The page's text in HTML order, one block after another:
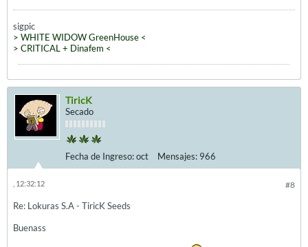
sigpic
> WHITE WIDOW GreenHouse <
> CRITICAL + Dinafem <
TiricK
Secado
Fecha de Ingreso:oct Mensajes: 966
#8
, 12:32:12
Re: Lokuras S.A - TiricK Seeds
Buenass